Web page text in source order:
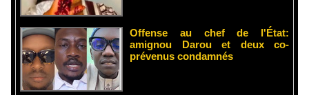
Offense au chef de l'État:
amignou Darou et deux co-
prévenus condamnés